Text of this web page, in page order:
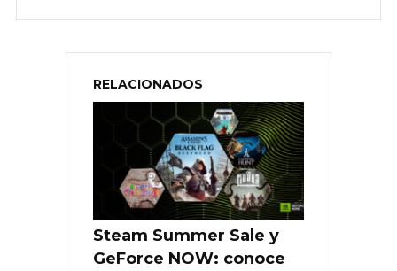
RELACIONADOS
Steam Summer Sale y
GeForce NOW: conoce